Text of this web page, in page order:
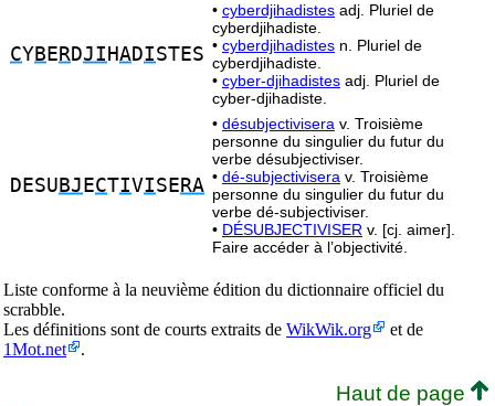
CYB E RDJI HADISTES
• cyberdjihadistes adj. Pluriel de
cyberdjihadiste.
• cyberdjihadistes n. Pluriel de
cyberdjihadiste.
• cyber-djihadistes adj. Pluriel de
cyber-djihadiste.
DESU BJ ECTIVISE RA
• désubjectivisera v. Troisième
personne du singulier du futur du
verbe désubjectiviser.
• dé-subjectivisera v. Troisième
personne du singulier du futur du
verbe dé-subjectiviser.
• DÉSUBJECTIVISER v. [cj. aimer].
Faire accéder à l’objectivité.
Liste conforme à la neuvième édition du dictionnaire officiel du
scrabble.
Les définitions sont de courts extraits de WikWik.org
et de
1Mot.net
.
Haut de page